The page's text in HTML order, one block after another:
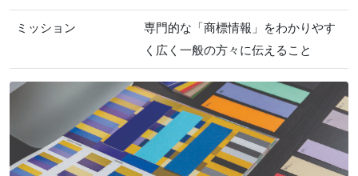
ミッション
専門的な「商標情報」をわかりやす
く広く一般の方々に伝えること